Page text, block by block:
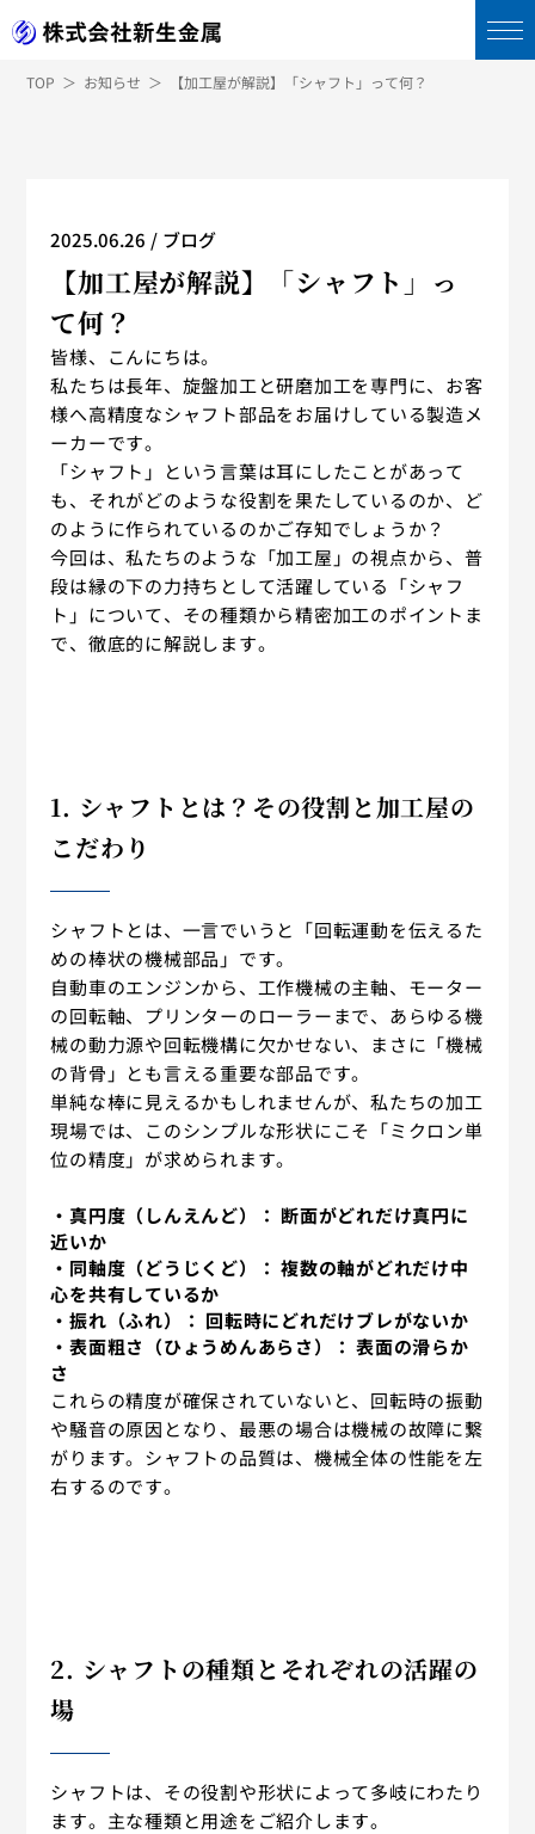
TOP お知らせ 【加工屋が解説】「シャフト」って何？
2025.06.26 ブログ
【加工屋が解説】「シャフト」っ
て何？
皆様、こんにちは。
私たちは長年、旋盤加工と研磨加工を専門に、お客
様へ高精度なシャフト部品をお届けしている製造メ
ーカーです。
「シャフト」という言葉は耳にしたことがあって
も、それがどのような役割を果たしているのか、ど
のように作られているのかご存知でしょうか？
今回は、私たちのような「加工屋」の視点から、普
段は縁の下の力持ちとして活躍している「シャフ
ト」について、その種類から精密加工のポイントま
で、徹底的に解説します。
1. シャフトとは？その役割と加工屋の
こだわり
シャフトとは、一言でいうと「回転運動を伝えるた
めの棒状の機械部品」です。
自動車のエンジンから、工作機械の主軸、モーター
の回転軸、プリンターのローラーまで、あらゆる機
械の動力源や回転機構に欠かせない、まさに「機械
の背骨」とも言える重要な部品です。
単純な棒に見えるかもしれませんが、私たちの加工
現場では、このシンプルな形状にこそ「ミクロン単
位の精度」が求められます。
・真円度（しんえんど）： 断面がどれだけ真円に
近いか
・同軸度（どうじくど）： 複数の軸がどれだけ中
心を共有しているか
・振れ（ふれ）： 回転時にどれだけブレがないか
・表面粗さ（ひょうめんあらさ）： 表面の滑らか
さ
これらの精度が確保されていないと、回転時の振動
や騒音の原因となり、最悪の場合は機械の故障に繋
がります。シャフトの品質は、機械全体の性能を左
右するのです。
2. シャフトの種類とそれぞれの活躍の
場
シャフトは、その役割や形状によって多岐にわたり
ます。主な種類と用途をご紹介します。